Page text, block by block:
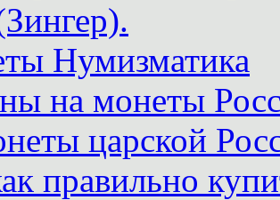
Нумизматика
на монеты
царской
правильно